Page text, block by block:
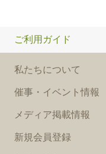
ご利用ガイド
私たちについて
催事・イベント情報
メディア掲載情報
新規会員登録